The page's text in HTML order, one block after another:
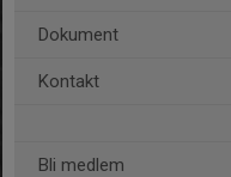
Dokument
Kontakt
Bli medlem